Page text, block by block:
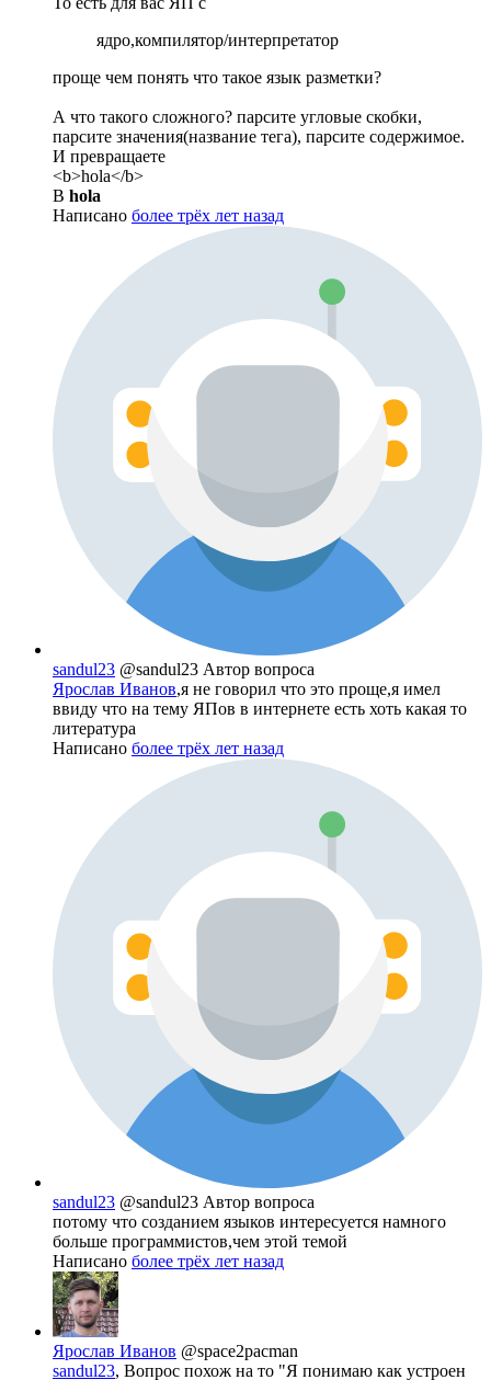
ядро,компилятор/интерпретатор
проще чем понять что такое язык разметки?
А что такого сложного? парсите угловые скобки,
парсите значения(название тега), парсите содержимое.
И превращаете
<b>hola</b>
В hola
Написано более трёх лет назад
sandul23 @sandul23 Автор вопроса
Ярослав Иванов,я не говорил что это проще,я имел
ввиду что на тему ЯПов в интернете есть хоть какая то
литература
Написано более трёх лет назад
sandul23 @sandul23 Автор вопроса
потому что созданием языков интересуется намного
больше программистов,чем этой темой
Написано более трёх лет назад
Ярослав Иванов @space2pacman
sandul23, Вопрос похож на то "Я понимаю как устроен